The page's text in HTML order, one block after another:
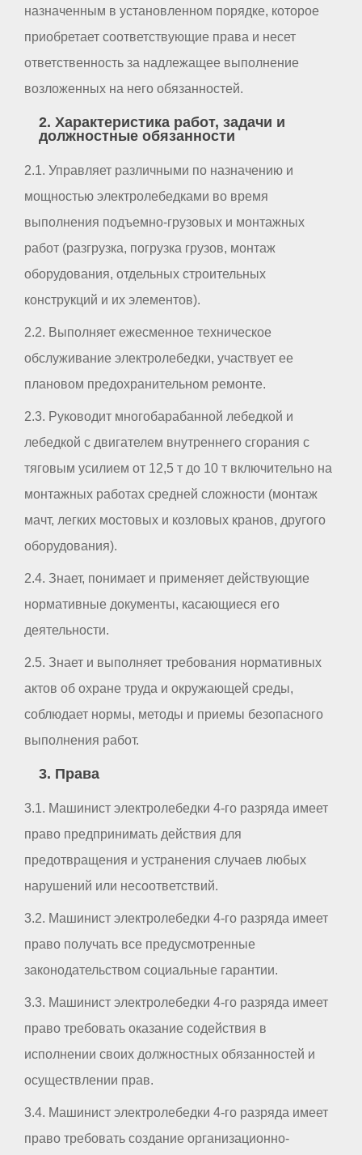
назначенным в установленном порядке, которое
приобретает соответствующие права и несет
ответственность за надлежащее выполнение
возложенных на него обязанностей.
2. Характеристика работ, задачи и
должностные обязанности
2.1. Управляет различными по назначению и
мощностью электролебедками во время
выполнения подъемно-грузовых и монтажных
работ (разгрузка, погрузка грузов, монтаж
оборудования, отдельных строительных
конструкций и их элементов).
2.2. Выполняет ежесменное техническое
обслуживание электролебедки, участвует ее
плановом предохранительном ремонте.
2.3. Руководит многобарабанной лебедкой и
лебедкой с двигателем внутреннего сгорания с
тяговым усилием от 12,5 т до 10 т включительно на
монтажных работах средней сложности (монтаж
мачт, легких мостовых и козловых кранов, другого
оборудования).
2.4. Знает, понимает и применяет действующие
нормативные документы, касающиеся его
деятельности.
2.5. Знает и выполняет требования нормативных
актов об охране труда и окружающей среды,
соблюдает нормы, методы и приемы безопасного
выполнения работ.
3. Права
3.1. Машинист электролебедки 4-го разряда имеет
право предпринимать действия для
предотвращения и устранения случаев любых
нарушений или несоответствий.
3.2. Машинист электролебедки 4-го разряда имеет
право получать все предусмотренные
законодательством социальные гарантии.
3.3. Машинист электролебедки 4-го разряда имеет
право требовать оказание содействия в
исполнении своих должностных обязанностей и
осуществлении прав.
3.4. Машинист электролебедки 4-го разряда имеет
право требовать создание организационно-